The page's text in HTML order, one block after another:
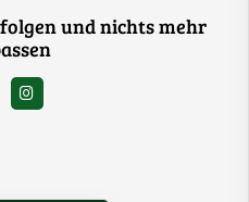
und nichts mehr